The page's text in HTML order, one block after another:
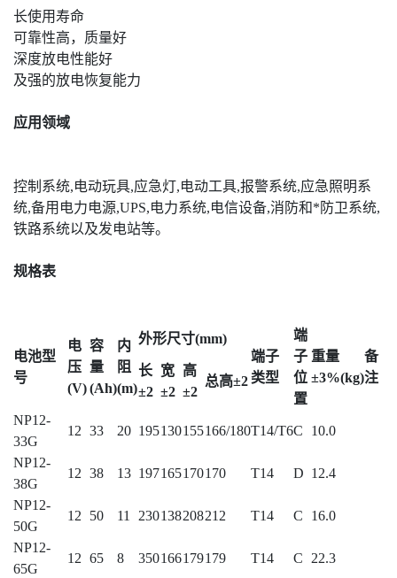
长使用寿命
可靠性高，质量好
深度放电性能好
及强的放电恢复能力
应用领域
控制系统,电动玩具,应急灯,电动工具,报警系统,应急照明系
统,备用电力电源,UPS,电力系统,电信设备,消防和*防卫系统,
铁路系统以及发电站等。
规格表
电池型
号
电
压
(V)
容
量
(Ah)
内
阻
(m)
外形尺寸(mm)
端子
类型
端
子
位
置
重量
±3%(kg)
备
注
长
±2
宽
±2
高
±2
总高±2
NP12-
33G
12 33 20 195130155166/180T14/T6C 10.0
NP12-
38G
12 38 13 197165170170 T14 D 12.4
NP12-
50G
12 50 11 230138208212 T14 C 16.0
NP12-
65G
12 65 8 350166179179 T14 C 22.3